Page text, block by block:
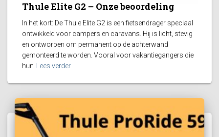
Thule Elite G2 – Onze beoordeling
In het kort: De Thule Elite G2 is een fietsendrager speciaal
ontwikkeld voor campers en caravans. Hij is licht, stevig
en ontworpen om permanent op de achterwand
gemonteerd te worden. Vooral voor vakantiegangers die
hun Lees verder…